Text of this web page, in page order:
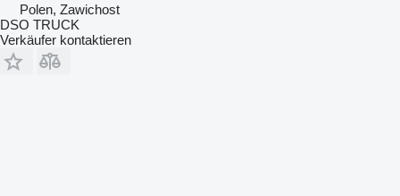
Polen, Zawichost
DSO TRUCK
Verkäufer kontaktieren